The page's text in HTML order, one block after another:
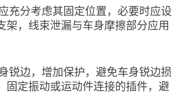
充分考虑其固定位置，必要时应设
架，线束泄漏与车身摩擦部分应用
锐边，增加保护，避免车身锐边损
固定振动或运动件连接的插件，避